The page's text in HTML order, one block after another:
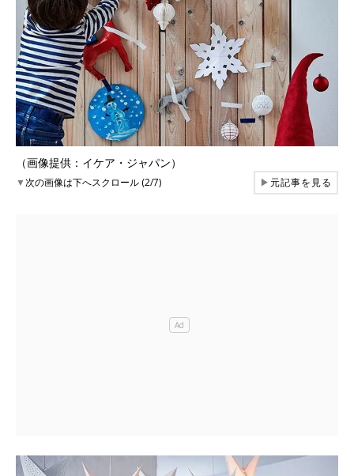
（画像提供：イケア・ジャパン）
▼次の画像は下へスクロール (2/7) ▶元記事を見る